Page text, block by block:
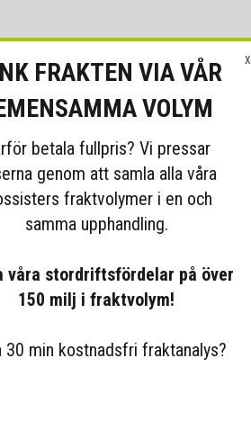
X
FRAKTEN VIA VÅR
VOLYM
betala fullpris? Vi pressar
genom att samla alla våra
fraktvolymer i en och
samma upphandling.
våra stordriftsfördelar på över
150 milj i fraktvolym!
30 min kostnadsfri fraktanalys?